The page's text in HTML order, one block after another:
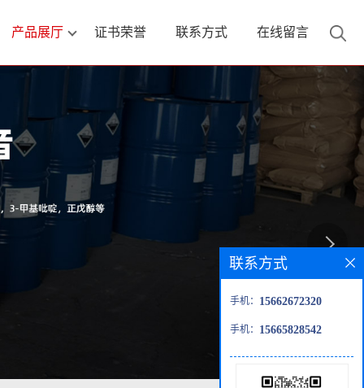
产品展厅 证书荣誉 联系方式 在线留言
联系方式
手机： 15662672320
手机： 15665828542